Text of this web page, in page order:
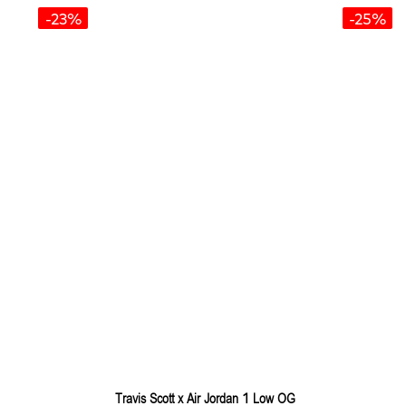
-23% -25%
Travis Scott x Air Jordan 1 Low OG